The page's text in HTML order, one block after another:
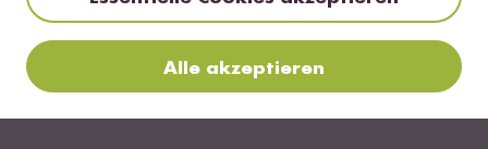
Melden
Alle akzeptieren